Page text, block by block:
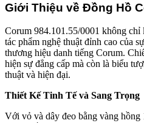
Giới Thiệu về Đồng Hồ
Corum 984.101.55/0001 không chỉ
tác phẩm nghệ thuật đỉnh cao của
thương hiệu danh tiếng Corum.
hiện sự đẳng cấp mà còn là biểu
thuật và hiện đại.
Thiết Kế Tinh Tế và Sang Trọng
Với vỏ và dây đeo bằng vàng hồng